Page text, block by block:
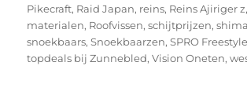
Pikecraft, Raid Japan, reins, Reins Ajiriger z,
materialen, Roofvissen,schijtprijzen,
snoekbaars,Snoekbaarzen,SPRO
topdeals bij Zunnebled,Vision Oneten,